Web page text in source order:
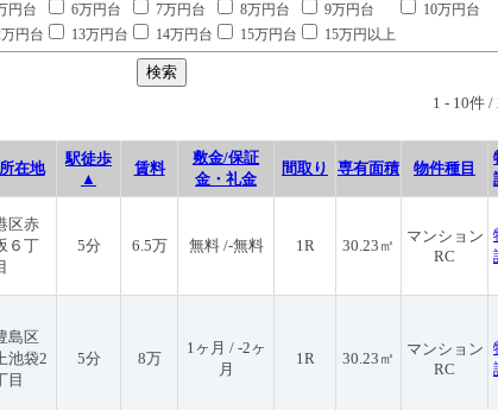
円台 6万円台 7万円台 8万円台 9万円台
10万円台
万円台 13万円台 14万円台 15万円台 15万円以上
1 - 10件 /
所在地
駅徒歩
▲
賃料
敷金/保証
金・礼金
間取り 専有面積 物件種目
区赤
６丁
5分 6.5万 無料 /-無料 1R 30.23㎡
マンション
RC
島区
池袋2
目
5分 8万
1ヶ月 / -2ヶ
月
1R 30.23㎡
マンション
RC